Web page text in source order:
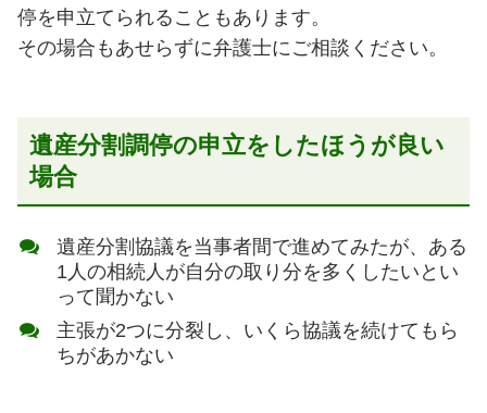
停を申立てられることもあります。
その場合もあせらずに弁護士にご相談ください。
遺産分割調停の申立をしたほうが良い
場合
遺産分割協議を当事者間で進めてみたが、ある
1人の相続人が自分の取り分を多くしたいとい
って聞かない
主張が2つに分裂し、いくら協議を続けてもら
ちがあかない